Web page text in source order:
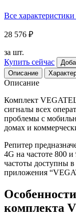
Все характеристики
28 576 ₽
за шт.
Купить сейчас
Описание
Описание
Комплект
сигналы всех
проблемы с
домах и
Репитер
4G на частоте 800
частоты доступны
приложения
комплекта